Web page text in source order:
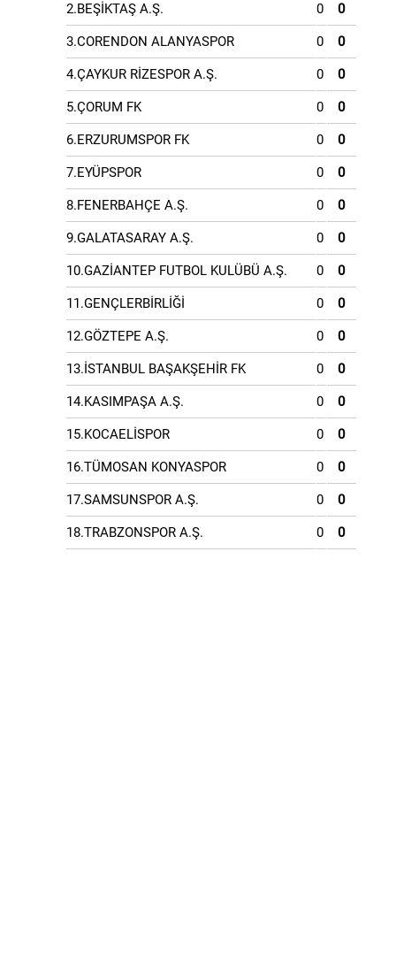
2.BEŞİKTAŞ A.Ş. 0 0
3.CORENDON ALANYASPOR 0 0
4.ÇAYKUR RİZESPOR A.Ş. 0 0
5.ÇORUM FK 0 0
6.ERZURUMSPOR FK 0 0
7.EYÜPSPOR 0 0
8.FENERBAHÇE A.Ş. 0 0
9.GALATASARAY A.Ş. 0 0
10.GAZİANTEP FUTBOL KULÜBÜ A.Ş. 0 0
11.GENÇLERBİRLİĞİ 0 0
12.GÖZTEPE A.Ş. 0 0
13.İSTANBUL BAŞAKŞEHİR FK 0 0
14.KASIMPAŞA A.Ş. 0 0
15.KOCAELİSPOR 0 0
16.TÜMOSAN KONYASPOR 0 0
17.SAMSUNSPOR A.Ş. 0 0
18.TRABZONSPOR A.Ş. 0 0